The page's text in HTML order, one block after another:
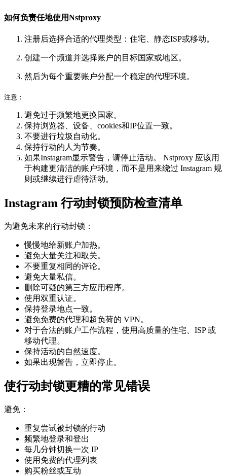
如何负责任地使用Nstproxy
注册后选择合适的代理类型：住宅、静态ISP或移动。
创建一个频道并选择账户的目标国家或地区。
然后为每个重要账户分配一个稳定的代理环境。
注意：
避免过于频繁地更换国家。
保持浏览器、设备、cookies和IP位置一致。
不要进行垃圾自动化。
保持行动的人为节奏。
如果Instagram显示警告，请停止活动。 Nstproxy 应该用
于构建更清洁的账户环境，而不是用来绕过 Instagram 规
则或继续进行虐待活动。
Instagram 行动封锁预防检查清单
为避免未来的行动封锁：
慢慢地给新账户加热。
避免大量关注和取关。
不要重复相同的评论。
避免大量私信。
删除可疑的第三方应用程序。
使用双重认证。
保持登录地点一致。
避免免费的代理和超负荷的 VPN。
对于合法的账户工作流程，使用高质量的住宅、ISP 或
移动代理。
保持活动的自然速度。
如果出现警告，立即停止。
使行动封锁更糟的常见错误
避免：
重复尝试被封锁的行动
频繁地登录和登出
每几分钟切换一次 IP
使用免费的代理列表
购买粉丝或互动